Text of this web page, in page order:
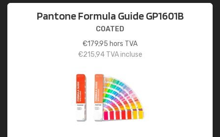
Pantone Formula Guide GP1601B
COATED
€179,95 hors TVA
€215,94TVA incluse